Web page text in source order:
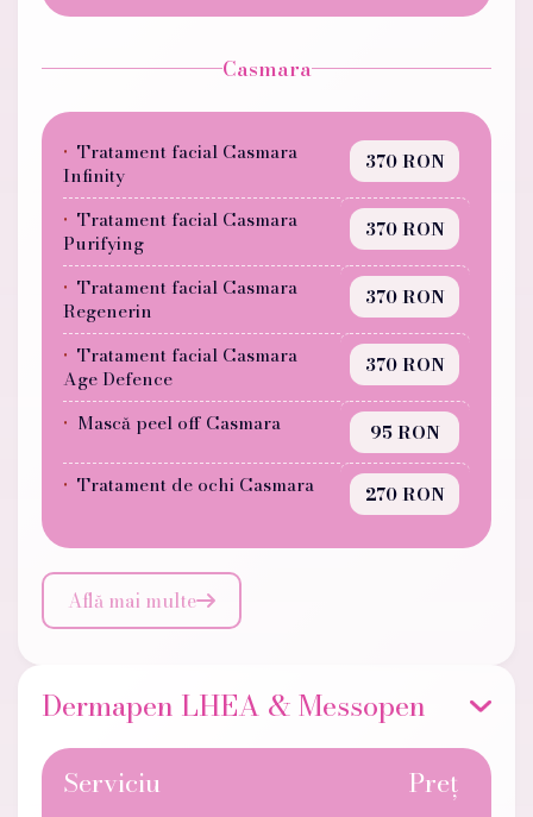
Casmara
Tratament facial Casmara
Infinity
370 RON
Tratament facial Casmara
Purifying
370 RON
Tratament facial Casmara
Regenerin
370 RON
Tratament facial Casmara
Age Defence
370 RON
Mască peel off Casmara
95 RON
Tratament de ochi Casmara
270 RON
Află mai multe
Dermapen LHEA & Messopen
Serviciu Preț